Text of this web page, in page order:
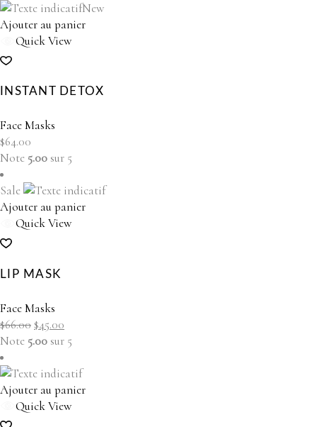
New
Ajouter au panier
Quick View
INSTANT DETOX
Face Masks
$64.00
Note 5.00 sur 5
Sale
Ajouter au panier
Quick View
LIP MASK
Face Masks
$66.00Le
prix
était :
$66.00.
$45.00
prix
est :
$45.00.
Note 5.00 sur 5
Ajouter au panier
Quick View